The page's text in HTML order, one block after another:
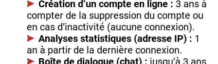
Création d’un compte en ligne : 3 ans à
compter de la suppression du compte ou
en cas d’inactivité (aucune connexion).
Analyses statistiques (adresse IP) : 1
an à partir de la dernière connexion.
Boîte de dialogue (chat) : jusqu’à 3 ans